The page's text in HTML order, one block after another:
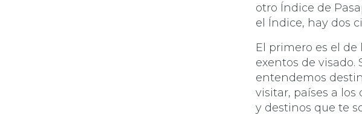
otro Índice de
el Índice, hay dos
El primero es el de
exentos de visado.
entendemos
visitar, países a
y destinos que te